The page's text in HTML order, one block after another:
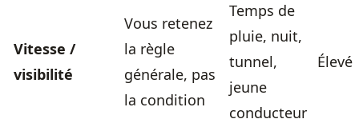
Vitesse /
visibilité
Vous retenez
la règle
générale, pas
la condition
Temps de
pluie, nuit,
tunnel,
jeune
conducteur
Élevé